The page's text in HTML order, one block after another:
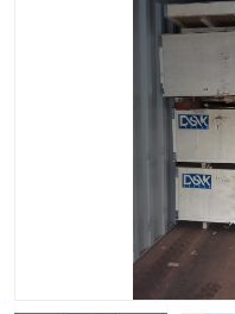
蒙古乌兰巴托空运专线
蒙古乌兰巴托汽运专线